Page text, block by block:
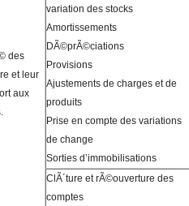
des
et leur
aux
variation des stocks
Amortissements
DÃ©prÃ©ciations
Provisions
Ajustements de charges et de
produits
Prise en compte des variations
de change
Sorties d’immobilisations
ClÃ´ture et rÃ©ouverture des
comptes